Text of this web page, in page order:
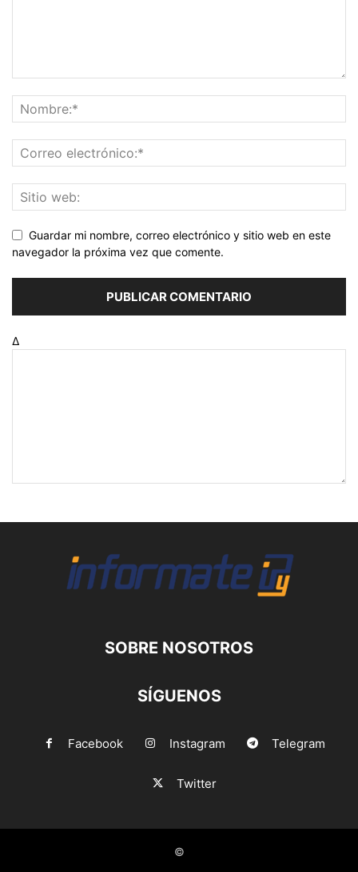
Guardar mi nombre, correo electrónico y sitio web en este
navegador la próxima vez que comente.
Δ
SOBRE NOSOTROS
SÍGUENOS
Facebook Instagram Telegram
Twitter
©